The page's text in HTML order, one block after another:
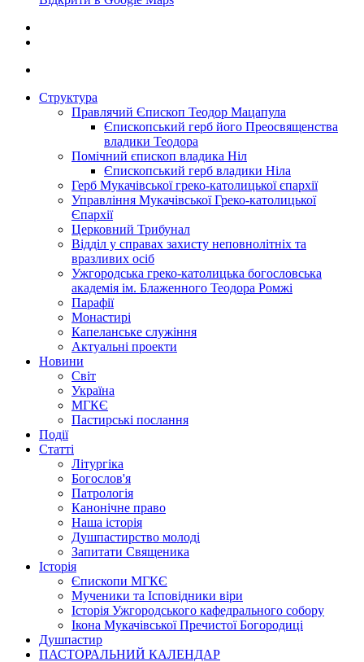
Структура
Правлячий Єпископ Теодор Мацапула
Єпископський герб його Преосвященства
владики Теодора
Помічний єпископ владика Ніл
Єпископський герб владики Ніла
Герб Мукачівської греко-католицької єпархії
Управління Мукачівської Греко-католицької
Єпархії
Церковний Трибунал
Відділ у справах захисту неповнолітніх та
вразливих осіб
Ужгородська греко-католицька богословська
академія ім. Блаженного Теодора Ромжі
Парафії
Монастирі
Капеланське служіння
Актуальні проекти
Новини
Світ
Україна
МГКЄ
Пастирські послання
Події
Статті
Літургіка
Богослов'я
Патрологія
Канонічне право
Наша історія
Душпастирство молоді
Запитати Священика
Історія
Єпископи МГКЄ
Мученики та Ісповідники віри
Історія Ужгородського кафедрального собору
Ікона Мукачівської Пречистої Богородиці
Душпастир
ПАСТОРАЛЬНИЙ КАЛЕНДАР